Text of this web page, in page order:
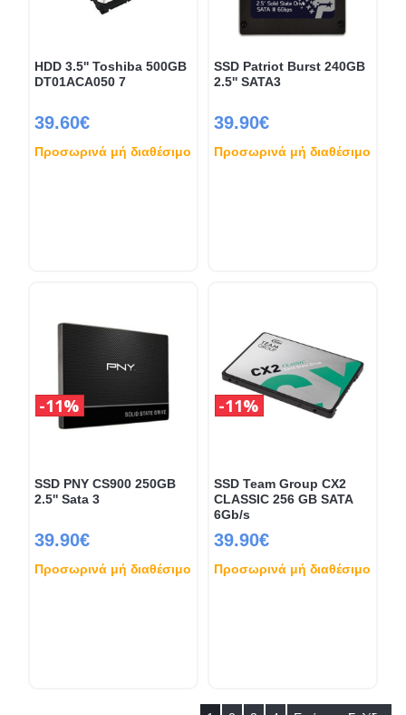
HDD 3.5'' Toshiba 500GB
DT01ACA050 7
39.60€
Προσωρινά μή διαθέσιμο
SSD Patriot Burst 240GB
2.5'' SATA3
39.90€
Προσωρινά μή διαθέσιμο
SSD PNY CS900 250GB
2.5'' Sata 3
39.90€
11%
Προσωρινά μή διαθέσιμο
SSD Team Group CX2
CLASSIC 256 GB SATA
6Gb/s
39.90€
11%
Προσωρινά μή διαθέσιμο